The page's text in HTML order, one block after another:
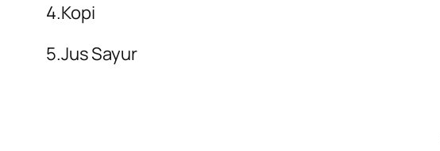
4.Kopi
5.Jus Sayur